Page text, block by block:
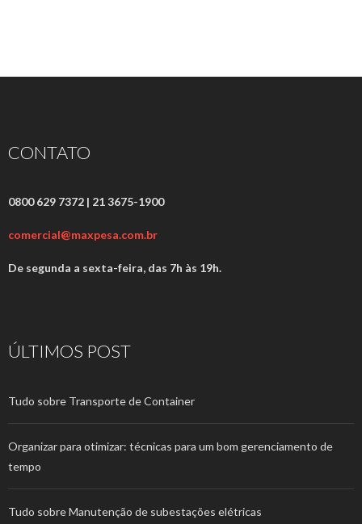
CONTATO
0800 629 7372 | 21 3675-1900
comercial@maxpesa.com.br
De segunda a sexta-feira, das 7h às 19h.
ÚLTIMOS POST
Tudo sobre Transporte de Container
Organizar para otimizar: técnicas para um bom gerenciamento de
tempo
Tudo sobre Manutenção de subestações elétricas